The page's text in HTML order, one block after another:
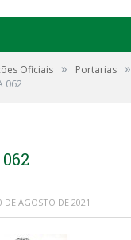
Oficiais » Portarias »
062
DE AGOSTO DE 2021